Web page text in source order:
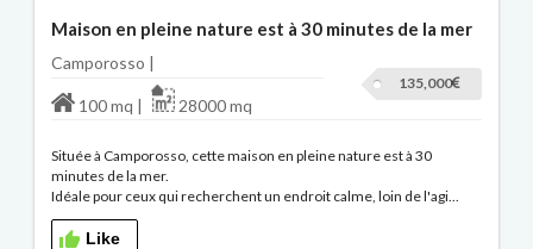
Maison en pleine nature est à 30 minutes de la mer
Camporosso |
135,000
100 mq | 28000 mq
Située à Camporosso, cette maison en pleine nature est à 30
minutes de la mer.
Idéale pour ceux qui recherchent un endroit calme, loin de l'agi...
Like